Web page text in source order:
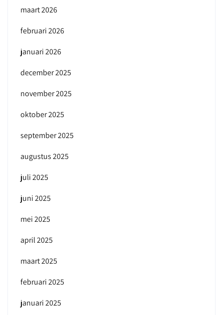
maart 2026
februari 2026
januari 2026
december 2025
november 2025
oktober 2025
september 2025
augustus 2025
juli 2025
juni 2025
mei 2025
april 2025
maart 2025
februari 2025
januari 2025